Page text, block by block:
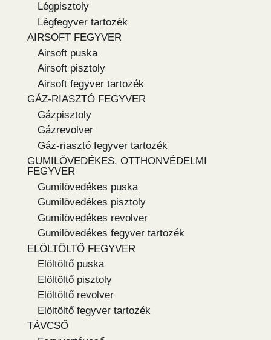
Légpisztoly
Légfegyver tartozék
AIRSOFT FEGYVER
Airsoft puska
Airsoft pisztoly
Airsoft fegyver tartozék
GÁZ-RIASZTÓ FEGYVER
Gázpisztoly
Gázrevolver
Gáz-riasztó fegyver tartozék
GUMILÖVEDÉKES, OTTHONVÉDELMI
FEGYVER
Gumilövedékes puska
Gumilövedékes pisztoly
Gumilövedékes revolver
Gumilövedékes fegyver tartozék
ELÖLTÖLTŐ FEGYVER
Elöltöltő puska
Elöltöltő pisztoly
Elöltöltő revolver
Elöltöltő fegyver tartozék
TÁVCSŐ